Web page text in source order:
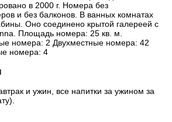
в 2000 г. Номера без
и без балконов. В ванных комнатах
Оно соединено крытой галереей с
Площадь номера: 25 кв. м.
номера: 2 Двухместные номера: 42
номера: 4
и ужин, все напитки за ужином за